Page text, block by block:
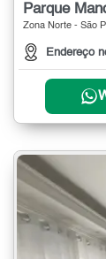
Parque
Zona Norte - São
Endereço